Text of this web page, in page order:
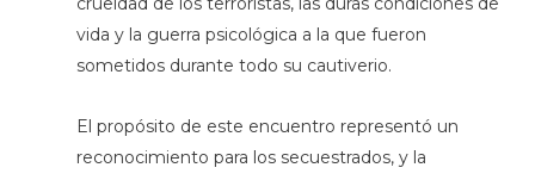
vida y la guerra psicológica a la que fueron
sometidos durante todo su cautiverio.
El propósito de este encuentro representó un
reconocimiento para los secuestrados, y la